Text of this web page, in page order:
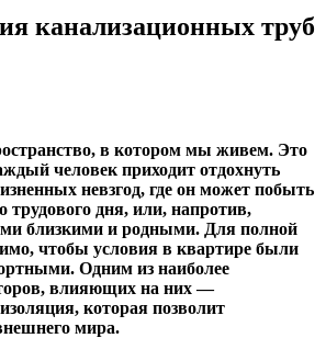
канализационных труб
в котором мы живем. Это
человек приходит отдохнуть
невзгод, где он может побыть
трудового дня, или, напротив,
близкими и родными. Для полной
чтобы условия в квартире были
Одним из наиболее
влияющих на них —
которая позволит
мира.